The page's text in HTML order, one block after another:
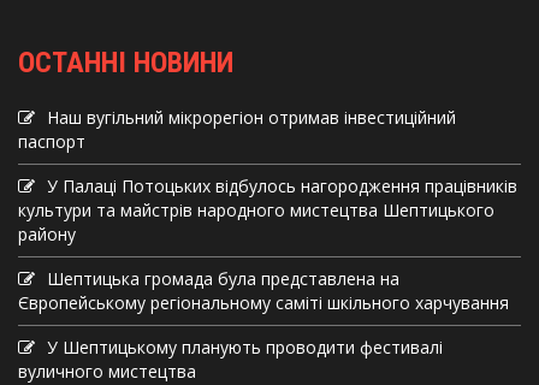
ОСТАННІ НОВИНИ
Наш вугільний мікрорегіон отримав інвеcтиційний
паспорт
У Палаці Потоцьких відбулось нагородження працівників
культури та майстрів народного мистецтва Шептицького
району
Шептицька громада була представлена на
Європейському регіональному саміті шкільного харчування
У Шептицькому планують проводити фестивалі
вуличного мистецтва